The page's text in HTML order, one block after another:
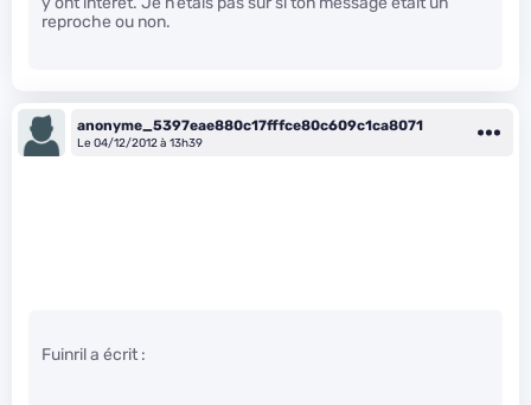
reproche ou non.
anonyme_5397eae880c17fffce80c609c1ca8071
Le 04/12/2012 à 13h39
Fuinril a écrit :